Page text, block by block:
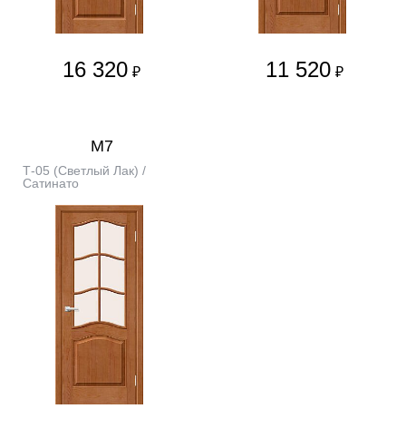
16 320 ₽ 11 520 ₽
М7
Т-05 (Светлый Лак) /
Сатинато